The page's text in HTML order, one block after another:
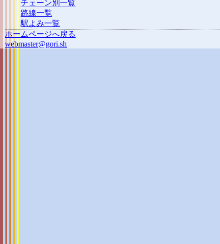
チェーン別一覧
路線一覧
駅よみ一覧
ホームページへ戻る
webmaster@gori.sh